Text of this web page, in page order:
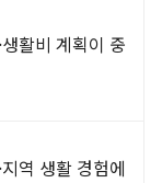
생활비 계획이 중
역 생활 경험에